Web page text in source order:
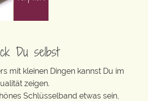
Du selbst
mit kleinen Dingen kannst Du im
zeigen.
Schlüsselband etwas sein,